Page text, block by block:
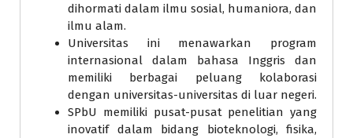
dihormati dalam ilmu sosial, humaniora, dan
ilmu alam.
Universitas ini menawarkan program
internasional dalam bahasa Inggris dan
memiliki berbagai peluang kolaborasi
dengan universitas-universitas di luar negeri.
SPbU memiliki pusat-pusat penelitian yang
inovatif dalam bidang bioteknologi, fisika,